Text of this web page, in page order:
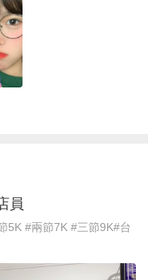
員
5K #兩節7K #三節9K#台